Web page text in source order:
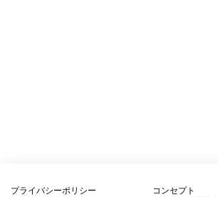
プライバシーポリシー
コンセプト